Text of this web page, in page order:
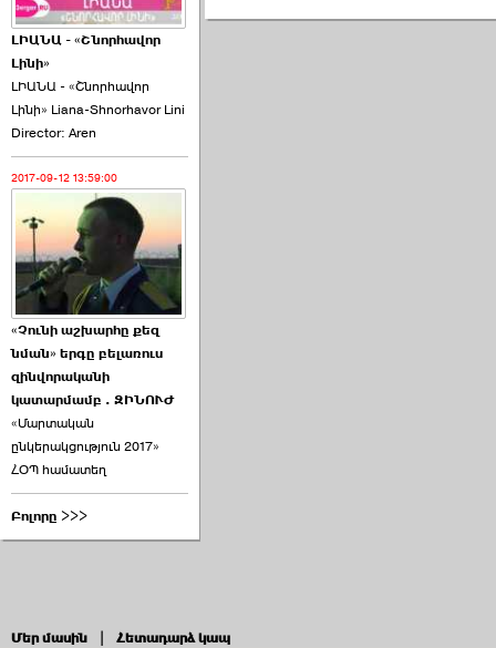
ԼԻԱՆԱ - «Շնորհավոր
Լինի»
ԼԻԱՆԱ - «Շնորհավոր
Լինի» Liana-Shnorhavor Lini
Director: Aren
2017-09-12 13:59:00
«Չունի աշխարհը քեզ
նման» երգը բելառուս
զինվորականի
կատարմամբ . ԶԻՆՈՒԺ
«Մարտական
ընկերակցություն 2017»
ՀՕՊ համատեղ
Բոլորը >>>
Մեր մասին Հետադարձ կապ